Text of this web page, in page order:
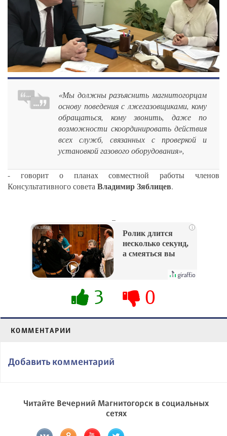
«Мы должны разъяснить магнитогорцам
основу поведения с лжегазовщиками, кому
обращаться, кому звонить, даже по
возможности скоординировать действия
всех служб, связанных с проверкой и
установкой газового оборудования»,
- говорит о планах совместной работы членов
Консультативного советаВладимир Зяблицев.
i
Ролик длится
несколько секунд,
а смеяться вы
3 0
КОММЕНТАРИИ
Добавить комментарий
Читайте Вечерний Магнитогорск в социальных
сетях